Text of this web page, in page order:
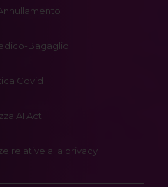
Bagaglio
Covid
AI Act
relative alla privacy